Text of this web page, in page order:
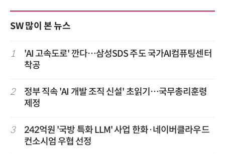
SW 많이 본 뉴스
1
'AI 고속도로' 깐다…삼성SDS 주도 국가AI컴퓨팅센터
착공
2
정부 직속 'AI 개발 조직 신설' 초읽기…국무총리훈령
제정
3
242억원 '국방 특화 LLM' 사업 한화·네이버클라우드
컨소시엄 우협 선정